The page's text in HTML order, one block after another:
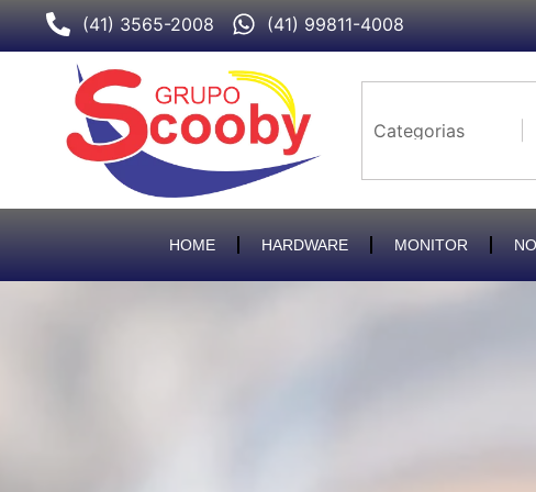
conteúdo
(41) 3565-2008 (41) 99811-4008
HOME HARDWARE MONITOR